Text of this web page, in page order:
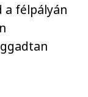
a félpályán